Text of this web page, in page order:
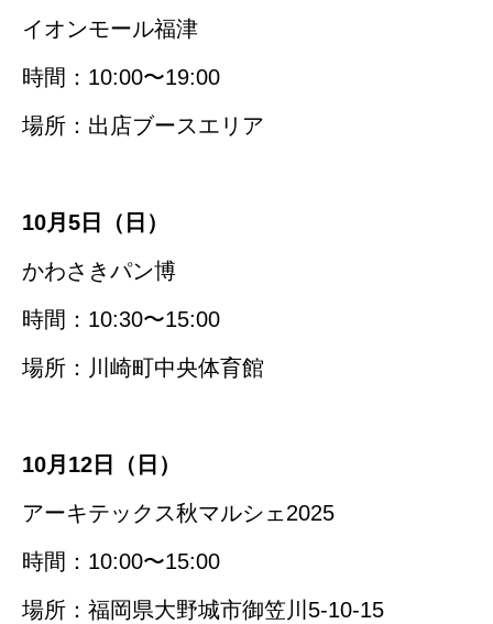
イオンモール福津
時間：10:00〜19:00
場所：出店ブースエリア
10月5日（日）
かわさきパン博
時間：10:30〜15:00
場所：川崎町中央体育館
10月12日（日）
アーキテックス秋マルシェ2025
時間：10:00〜15:00
場所：福岡県大野城市御笠川5-10-15